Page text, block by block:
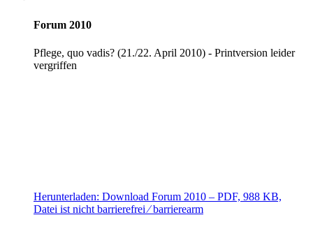
Forum 2010
Pflege, quo vadis? (21./22. April 2010) - Printversion leider
vergriffen
Herunterladen: Download Forum 2010 – PDF, 988 KB,
Datei ist nicht barrierefrei ⁄ barrierearm